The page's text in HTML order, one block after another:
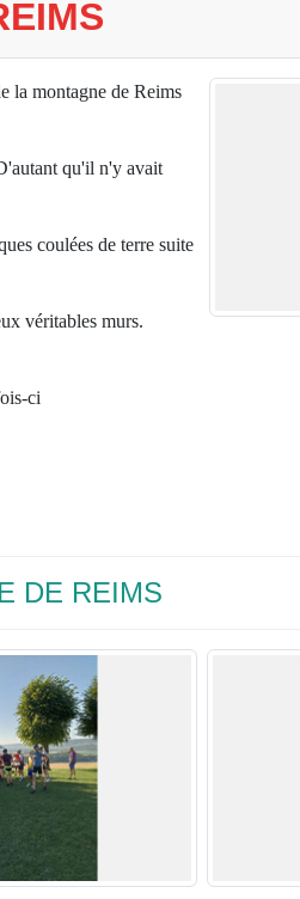
la montagne de Reims
qu'il n'y avait
coulées de terre suite
véritables murs.
ci
DE REIMS